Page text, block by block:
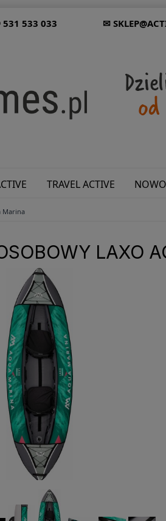
533 033 ✉
TRAVEL ACTIVE
SHOWROOM: ODWIEDŹ NAS NA
Marina
LAXO